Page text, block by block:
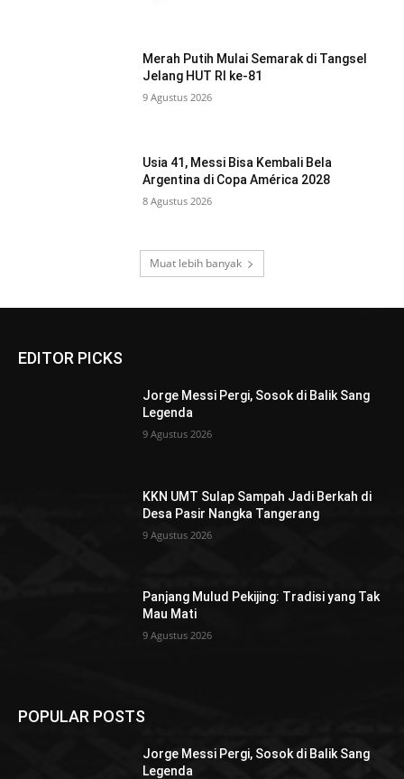
Merah Putih Mulai Semarak di Tangsel
Jelang HUT RI ke-81
9 Agustus 2026
Usia 41, Messi Bisa Kembali Bela
Argentina di Copa América 2028
8 Agustus 2026
Muat lebih banyak
EDITOR PICKS
Jorge Messi Pergi, Sosok di Balik Sang
Legenda
9 Agustus 2026
KKN UMT Sulap Sampah Jadi Berkah di
Desa Pasir Nangka Tangerang
9 Agustus 2026
Panjang Mulud Pekijing: Tradisi yang Tak
Mau Mati
9 Agustus 2026
POPULAR POSTS
Jorge Messi Pergi, Sosok di Balik Sang
Legenda